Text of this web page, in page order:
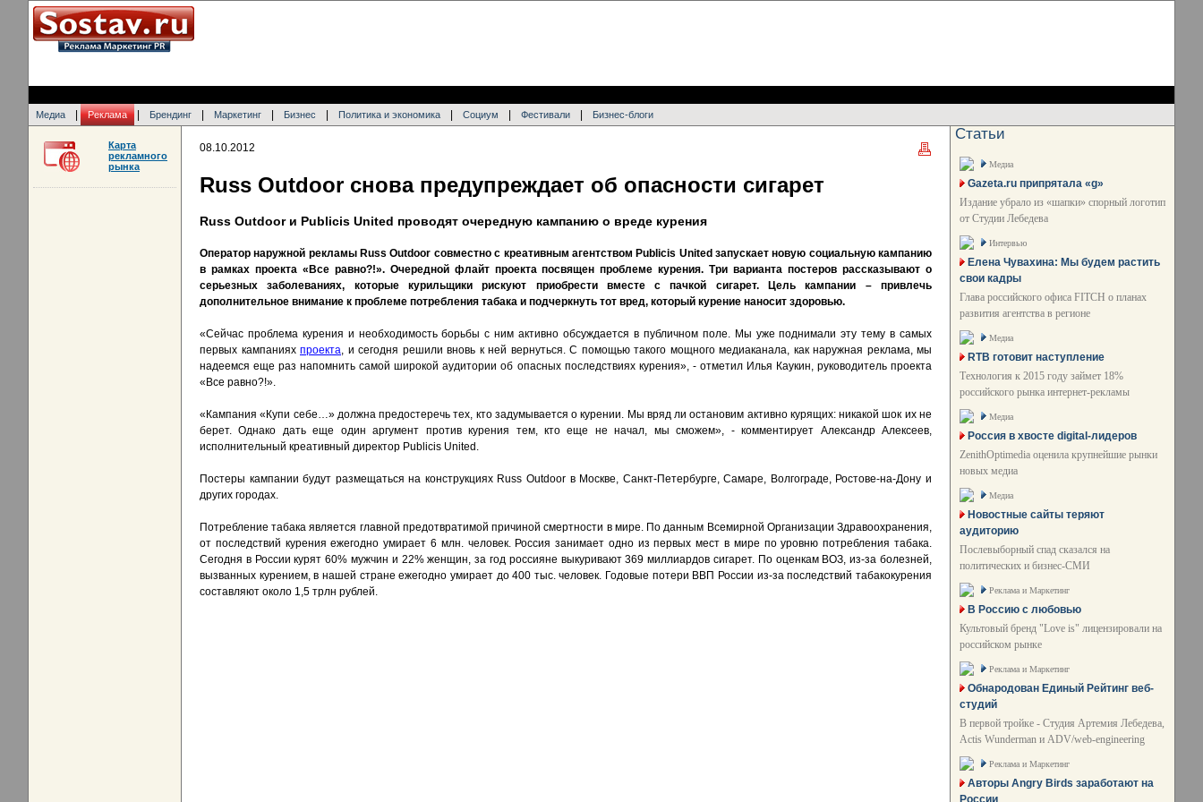
Медиа Реклама Брендинг Маркетинг Бизнес Политика и экономика Социум Фестивали Бизнес-блоги
08.10.2012
Russ Outdoor снова предупреждает об опасности сигарет
Russ Outdoor и Publicis United проводят очередную кампанию о вреде курения
Оператор наружной рекламы Russ Outdoor совместно с креативным агентством Publicis United запускает новую социальную кампанию
в рамках проекта «Все равно?!». Очередной флайт проекта посвящен проблеме курения. Три варианта постеров рассказывают о
серьезных заболеваниях, которые курильщики рискуют приобрести вместе с пачкой сигарет. Цель кампании – привлечь
дополнительное внимание к проблеме потребления табака и подчеркнуть тот вред, который курение наносит здоровью.
«Сейчас проблема курения и необходимость борьбы с ним активно обсуждается в публичном поле. Мы уже поднимали эту тему в самых
первых кампаниях проекта, и сегодня решили вновь к ней вернуться. C помощью такого мощного медиаканала, как наружная реклама, мы
надеемся еще раз напомнить самой широкой аудитории об опасных последствиях курения», - отметил Илья Каукин, руководитель проекта
«Все равно?!».
«Кампания «Купи себе…» должна предостеречь тех, кто задумывается о курении. Мы вряд ли остановим активно курящих: никакой шок их не
берет. Однако дать еще один аргумент против курения тем, кто еще не начал, мы сможем», - комментирует Александр Алексеев,
исполнительный креативный директор Publicis United.
Постеры кампании будут размещаться на конструкциях Russ Outdoor в Москве, Санкт-Петербурге, Самаре, Волгограде, Ростове-на-Дону и
других городах.
Потребление табака является главной предотвратимой причиной смертности в мире. По данным Всемирной Организации Здравоохранения,
от последствий курения ежегодно умирает 6 млн. человек. Россия занимает одно из первых мест в мире по уровню потребления табака.
Сегодня в России курят 60% мужчин и 22% женщин, за год россияне выкуривают 369 миллиардов сигарет. По оценкам ВОЗ, из-за болезней,
вызванных курением, в нашей стране ежегодно умирает до 400 тыс. человек. Годовые потери ВВП России из-за последствий табакокурения
составляют около 1,5 трлн рублей.
Карта
рекламного
рынка
Статьи
Медиа
Gazeta.ru припрятала «g»
Издание убрало из «шапки» спорный логотип
от Студии Лебедева
Интервью
Елена Чувахина: Мы будем растить
свои кадры
Глава российского офиса FITCH о планах
развития агентства в регионе
Медиа
RTB готовит наступление
Технология к 2015 году займет 18%
российского рынка интернет-рекламы
Медиа
Россия в хвосте digital-лидеров
ZenithOptimedia оценила крупнейшие рынки
новых медиа
Медиа
Новостные сайты теряют
аудиторию
Послевыборный спад сказался на
политических и бизнес-СМИ
Реклама и Маркетинг
В Россию с любовью
Культовый бренд "Love is" лицензировали на
российском рынке
Реклама и Маркетинг
Обнародован Единый Рейтинг веб-
студий
В первой тройке - Студия Артемия Лебедева,
Actis Wunderman и ADV/web-engineering
Реклама и Маркетинг
Авторы Angry Birds заработают на
России